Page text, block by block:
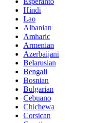
Hindi
Lao
Albanian
Amharic
Armenian
Azerbaijani
Belarusian
Bengali
Bosnian
Bulgarian
Cebuano
Chichewa
Corsican